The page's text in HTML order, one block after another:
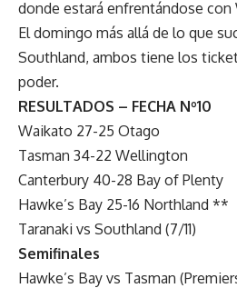
donde estará enfrentándose con
El domingo más allá de lo que
Southland, ambos tiene los
poder.
RESULTADOS – FECHA Nº10
Waikato 27-25 Otago
Tasman 34-22 Wellington
Canterbury 40-28 Bay of Plenty
Hawke’s Bay 25-16 Northland **
Taranaki vs Southland (7/11)
Semifinales
Hawke’s Bay vs Tasman